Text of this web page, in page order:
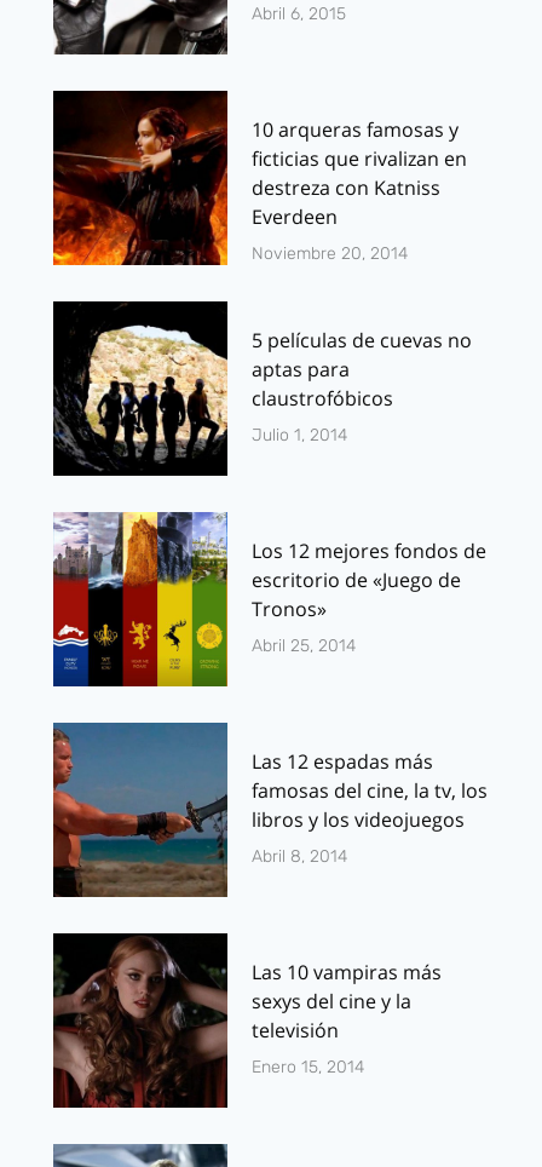
Abril 6, 2015
10 arqueras famosas y
ficticias que rivalizan en
destreza con Katniss
Everdeen
Noviembre 20, 2014
5 películas de cuevas no
aptas para
claustrofóbicos
Julio 1, 2014
Los 12 mejores fondos de
escritorio de «Juego de
Tronos»
Abril 25, 2014
Las 12 espadas más
famosas del cine, la tv, los
libros y los videojuegos
Abril 8, 2014
Las 10 vampiras más
sexys del cine y la
televisión
Enero 15, 2014